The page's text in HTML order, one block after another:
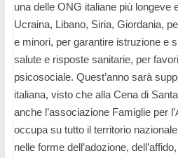
una delle ONG italiane più longeve
Ucraina, Libano, Siria, Giordania,
e minori, per garantire istruzione e
salute e risposte sanitarie, per
psicosociale. Quest’anno sarà
italiana, visto che alla Cena di
anche l’associazione Famiglie per l’
occupasu tutto il territorio nazionale
nelle forme dell’adozione,